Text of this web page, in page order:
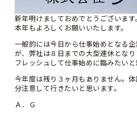
新年明けましておめでとうございます。
本年もよろしくお願いいたします。
一般的には今日から仕事始めとなる
が、弊社は８日までの大型連休とな
フレッシュして仕事始めに臨みたいと
今年度は残り３ヶ月もありません。
分注意して行きたいと思います。
Ａ．Ｇ